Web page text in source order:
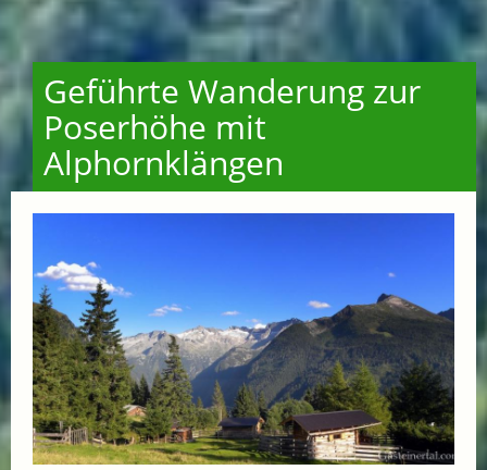
Geführte Wanderung zur
Poserhöhe mit
Alphornklängen